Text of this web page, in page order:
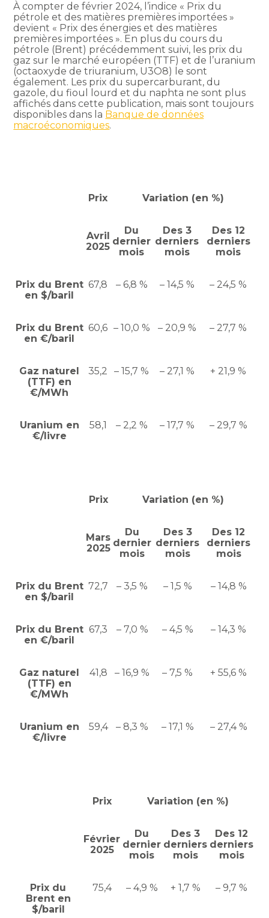
À compter de février 2024, l’indice « Prix du
pétrole et des matières premières importées »
devient « Prix des énergies et des matières
premières importées ». En plus du cours du
pétrole (Brent) précédemment suivi, les prix du
gaz sur le marché européen (TTF) et de l’uranium
(octaoxyde de triuranium, U3O8) le sont
également. Les prix du supercarburant, du
gazole, du fioul lourd et du naphta ne sont plus
affichés dans cette publication, mais sont toujours
disponibles dans la Banque de données
macroéconomiques.
Prix Variation (en %)
Avril
2025
Du
dernier
mois
Des 3
derniers
mois
Des 12
derniers
mois
Prix du Brent
en $/baril
67,8 – 6,8 % – 14,5 % – 24,5 %
Prix du Brent
en €/baril
60,6 – 10,0 % – 20,9 % – 27,7 %
Gaz naturel
(TTF) en
€/MWh
35,2 – 15,7 % – 27,1 % + 21,9 %
Uranium en
€/livre
58,1 – 2,2 % – 17,7 % – 29,7 %
Prix Variation (en %)
Mars
2025
Du
dernier
mois
Des 3
derniers
mois
Des 12
derniers
mois
Prix du Brent
en $/baril
72,7 – 3,5 % – 1,5 % – 14,8 %
Prix du Brent
en €/baril
67,3 – 7,0 % – 4,5 % – 14,3 %
Gaz naturel
(TTF) en
€/MWh
41,8 – 16,9 % – 7,5 % + 55,6 %
Uranium en
€/livre
59,4 – 8,3 % – 17,1 % – 27,4 %
Prix Variation (en %)
Février
2025
Du
dernier
mois
Des 3
derniers
mois
Des 12
derniers
mois
Prix du
Brent en
$/baril
75,4 – 4,9 % + 1,7 % – 9,7 %